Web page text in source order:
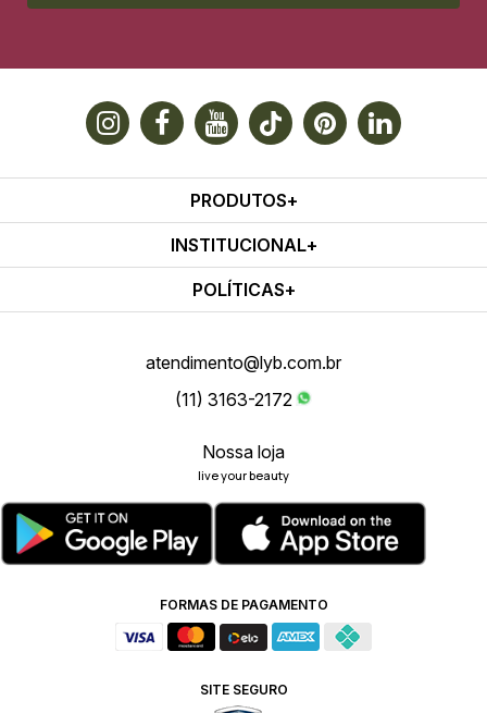
PRODUTOS
INSTITUCIONAL
POLÍTICAS
atendimento@lyb.com.br
(11) 3163-2172
Nossa loja
live your beauty
FORMAS DE PAGAMENTO
SITE SEGURO